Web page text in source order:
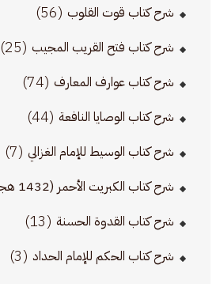
شرح كتاب قوت القلوب (56)
شرح كتاب فتح القريب المجيب (25)
شرح كتاب عوارف المعارف (74)
شرح كتاب الوصايا النافعة (44)
شرح كتاب الوسيط للإمام الغزالي (7)
شرح كتاب الكبريت الأحمر (1432 هجري)
شرح كتاب القدوة الحسنة (13)
شرح كتاب الحكم للإمام الحداد (3)